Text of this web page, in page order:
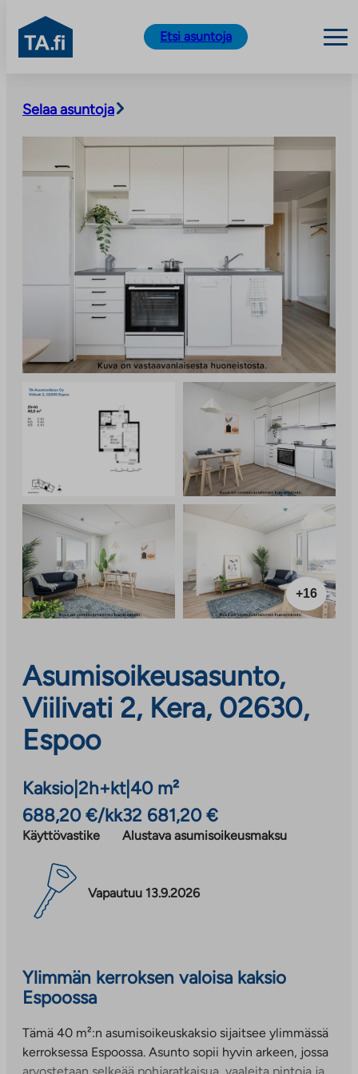
sisältöön
TA.fi
Etsi asuntoja
Selaa asuntoja
+16
Asumisoikeusasunto,
Viilivati 2, Kera, 02630,
Espoo
Kaksio 2h+kt| 40 m²
688,20 €/kk
Käyttövastike
32 681,20 €
Alustava asumisoikeusmaksu
Vapautuu 13.9.2026
Ylimmän kerroksen valoisa kaksio
Espoossa
Tämä 40 m²:n asumisoikeuskaksio sijaitsee ylimmässä
kerroksessa Espoossa. Asunto sopii hyvin arkeen, jossa